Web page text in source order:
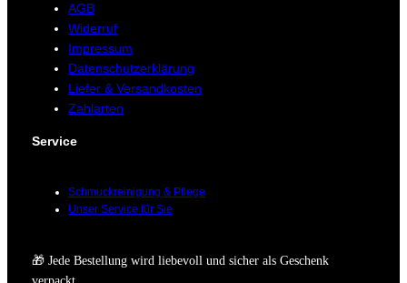
AGB
Widerruf
Impressum
Datenschutzerklärung
Liefer & Versandkosten
Zahlarten
Service
Schmuckreinigung & Pflege
Unser Service für Sie
🎁 Jede Bestellung wird liebevoll und sicher als Geschenk